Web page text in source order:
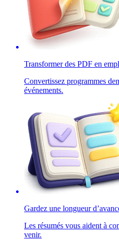
Transformer des PDF en
Convertissez programmes
événements.
Gardez une longueur
Les résumés vous aident à
venir.